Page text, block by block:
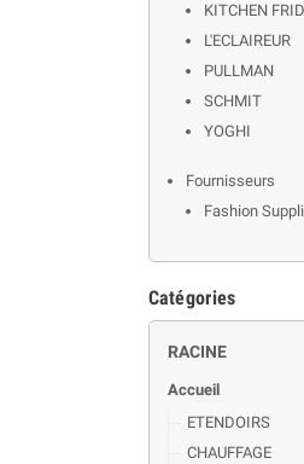
KITCHEN
L'ECLAIREUR
PULLMAN
SCHMIT
YOGHI
Fournisseurs
Fashion
Catégories
RACINE
Accueil
ETENDOIRS
CHAUFFAGE